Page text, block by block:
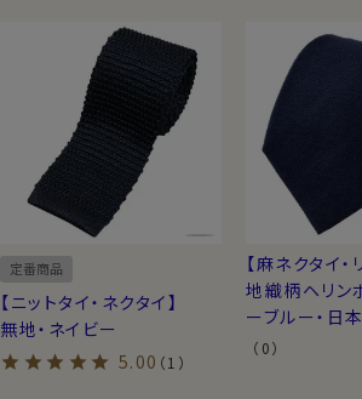
定番商品
【ニットタイ・ネクタイ】
無地・ネイビー
5.00 （1）
【麻ネクタイ・
地織柄ヘリン
ーブルー・日
（0）